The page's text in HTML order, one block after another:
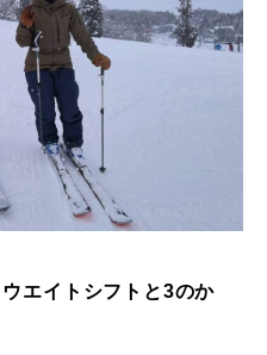
エイトシフトと3のか